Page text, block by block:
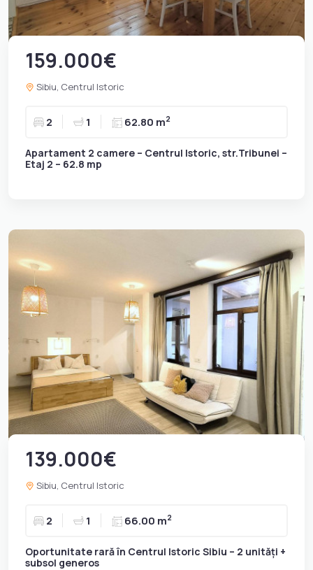
159.000€
Sibiu, Centrul Istoric
2 1 62.80 m2
Apartament 2 camere – Centrul Istoric, str.Tribunei –
Etaj 2 – 62.8 mp
139.000€
Sibiu, Centrul Istoric
2 1 66.00 m2
Oportunitate rară în Centrul Istoric Sibiu – 2 unități +
subsol generos